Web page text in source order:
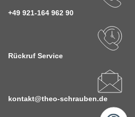
+49 921-164 962 90
Rückruf Service
kontakt@theo-schrauben.de